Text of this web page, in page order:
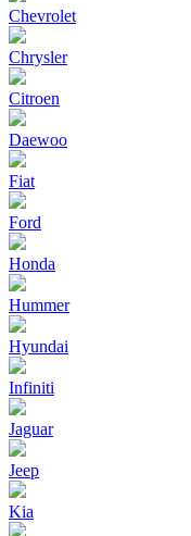
Chevrolet
Chrysler
Citroen
Daewoo
Fiat
Ford
Honda
Hummer
Hyundai
Infiniti
Jaguar
Jeep
Kia